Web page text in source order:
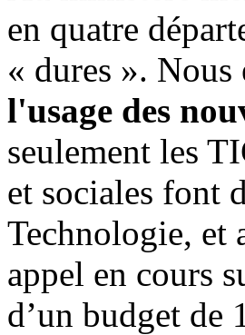
en quatre
« dures ». Nous
l'usage des
seulement les
et sociales font
Technologie, et
appel en cours
d’un budget